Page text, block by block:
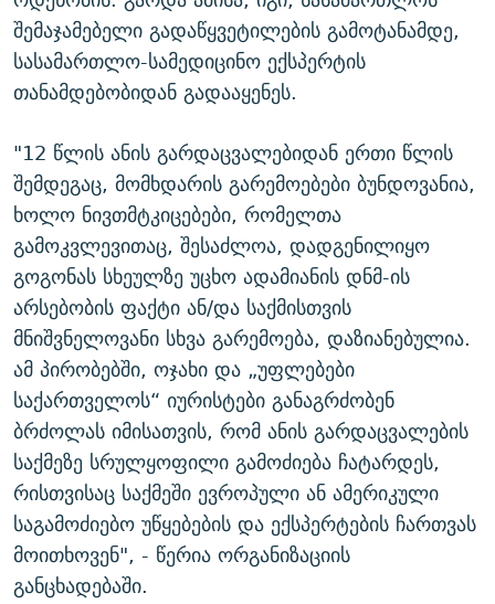
შემაჯამებელი გადაწყვეტილების გამოტანამდე,
სასამართლო-სამედიცინო ექსპერტის
თანამდებობიდან გადააყენეს.
"12 წლის ანის გარდაცვალებიდან ერთი წლის
შემდეგაც, მომხდარის გარემოებები ბუნდოვანია,
ხოლო ნივთმტკიცებები, რომელთა
გამოკვლევითაც, შესაძლოა, დადგენილიყო
გოგონას სხეულზე უცხო ადამიანის დნმ-ის
არსებობის ფაქტი ან/და საქმისთვის
მნიშვნელოვანი სხვა გარემოება, დაზიანებულია.
ამ პირობებში, ოჯახი და „უფლებები
საქართველოს“ იურისტები განაგრძობენ
ბრძოლას იმისათვის, რომ ანის გარდაცვალების
საქმეზე სრულყოფილი გამოძიება ჩატარდეს,
რისთვისაც საქმეში ევროპული ან ამერიკული
საგამოძიებო უწყებების და ექსპერტების ჩართვას
მოითხოვენ", - წერია ორგანიზაციის
განცხადებაში.